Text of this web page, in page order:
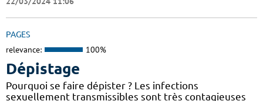
PAGES
relevance: 100%
Dépistage
Pourquoi se faire dépister ? Les infections
sexuellement transmissibles sont très contagieuses